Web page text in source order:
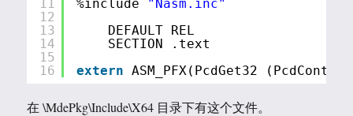
11
12
13
14
15
16
%include "Nasm.inc"
DEFAULT REL
SECTION .text
extern
ASM_PFX(PcdGet32
在 \MdePkg\Include\X64 目录下有这个文件。